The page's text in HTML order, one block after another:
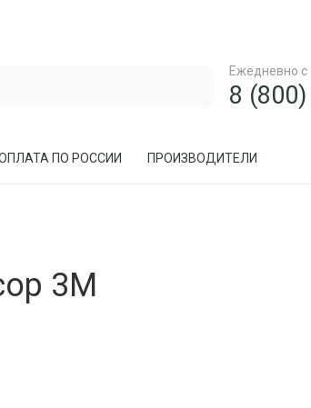
Ежедневно с
8
ПО РОССИИ ПРОИЗВОДИТЕЛИ
3М